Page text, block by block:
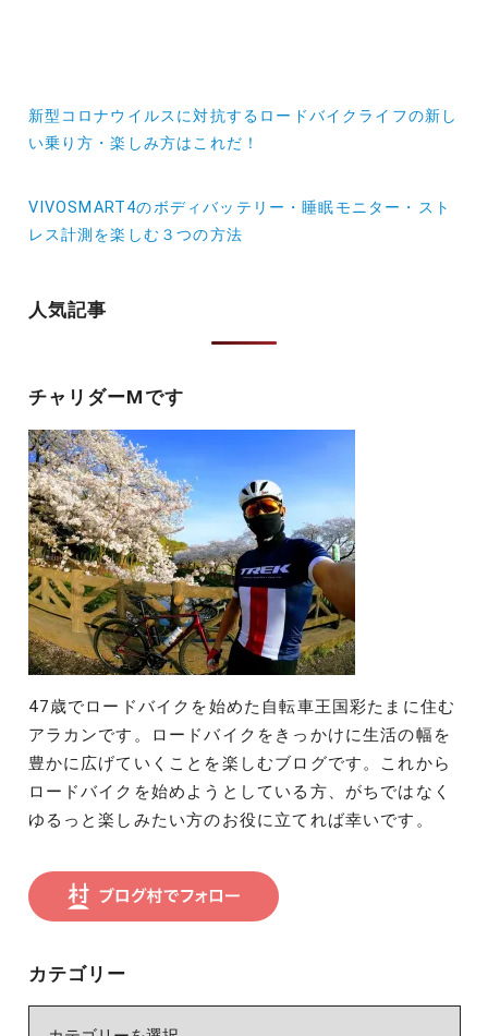
稿
ビ
ン
新型コロナウイルスに対抗するロードバイクライフの新し
い乗り方・楽しみ方はこれだ！
VIVOSMART4のボディバッテリー・睡眠モニター・スト
レス計測を楽しむ３つの方法
人気記事
チャリダーMです
47歳でロードバイクを始めた自転車王国彩たまに住む
アラカンです。ロードバイクをきっかけに生活の幅を
豊かに広げていくことを楽しむブログです。これから
ロードバイクを始めようとしている方、がちではなく
ゆるっと楽しみたい方のお役に立てれば幸いです。
カテゴリー